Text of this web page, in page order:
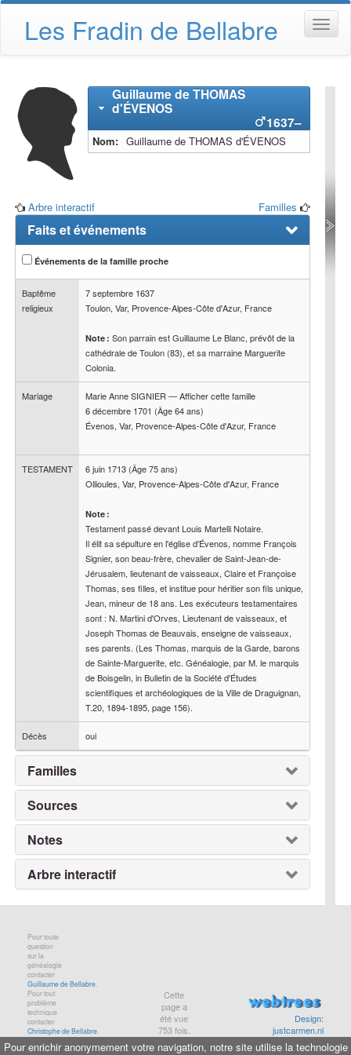
Les Fradin de Bellabre
Guillaumede THOMAS
d'ÉVENOS
1637–
Nom Guillaumede THOMAS d'ÉVENOS
Arbre interactif Familles
Faits et événements
Événements de la famille proche
Baptême
religieux
7 septembre 1637
Toulon, Var, Provence-Alpes-Côte d'Azur, France
Note : Son parrain est Guillaume Le Blanc, prévôt de la
cathédrale de Toulon (83), et sa marraine Marguerite
Colonia.
Mariage Marie AnneSIGNIER—Afficher cette famille
6 décembre 1701 (Âge 64 ans)
Évenos, Var, Provence-Alpes-Côte d'Azur, France
TESTAMENT 6 juin 1713 (Âge 75 ans)
Ollioules, Var, Provence-Alpes-Côte d'Azur, France
Note :
Testament passé devant Louis Martelli Notaire.
Il élit sa sépulture en l'église d'Évenos, nomme François
Signier, son beau-frère, chevalier de Saint-Jean-de-
Jérusalem, lieutenant de vaisseaux, Claire et Françoise
Thomas, ses filles, et institue pour héritier son fils unique,
Jean, mineur de 18 ans. Les exécuteurs testamentaires
sont : N. Martini d'Orves, Lieutenant de vaisseaux, et
Joseph Thomas de Beauvais, enseigne de vaisseaux,
ses parents. (Les Thomas, marquis de la Garde, barons
de Sainte-Marguerite, etc. Généalogie, par M. le marquis
de Boisgelin, in Bulletin de la Société d'Études
scientifiques et archéologiques de la Ville de Draguignan,
T.20, 1894-1895, page 156).
Décès oui
Familles
Sources
Notes
Arbre interactif
Pour toute
question
sur la
généalogie
contacter
Guillaume de Bellabre.
Pour tout
problème
technique
contacter
Christophe de Bellabre.
Cette
page a
été vue
753fois.
Design:
justcarmen.nl
Pour enrichir anonymement votre navigation, notre site utilise la technologie